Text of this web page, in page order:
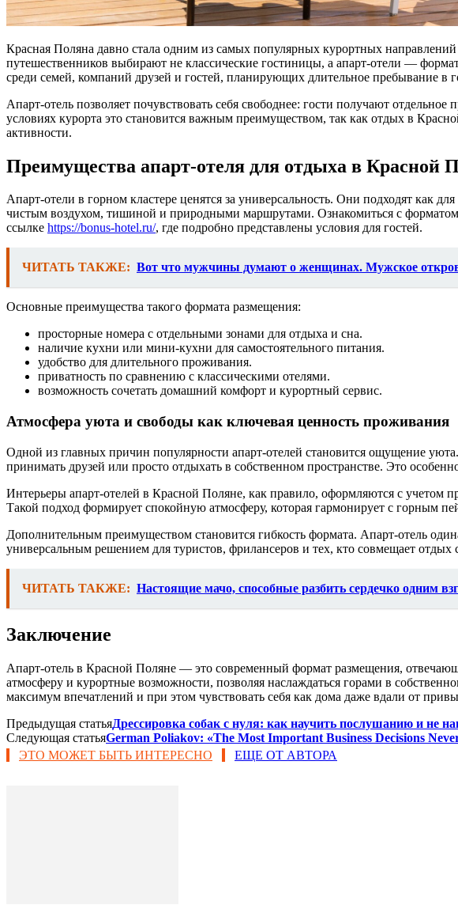
Красная Поляна давно стала одним из самых популярных курортных
путешественников выбирают не классические гостиницы, а апарт-отели —
среди семей, компаний друзей и гостей, планирующих длительное пребывание в
Апарт-отель позволяет почувствовать себя свободнее: гости получают
условиях курорта это становится важным преимуществом, так как отдых в
активности.
Преимущества апарт-отеля для отдыха в Красной
Апарт-отели в горном кластере ценятся за универсальность. Они подходят как
чистым воздухом, тишиной и природными маршрутами. Ознакомиться с
ссылке https://bonus-hotel.ru/, где подробно представлены условия для гостей.
ЧИТАТЬ ТАКЖЕ: Вот что мужчины думают о женщинах. Мужское
Основные преимущества такого формата размещения:
просторные номера с отдельными зонами для отдыха и сна.
наличие кухни или мини-кухни для самостоятельного питания.
удобство для длительного проживания.
приватность по сравнению с классическими отелями.
возможность сочетать домашний комфорт и курортный сервис.
Атмосфера уюта и свободы как ключевая ценность проживания
Одной из главных причин популярности апарт-отелей становится ощущение
принимать друзей или просто отдыхать в собственном пространстве. Это
Интерьеры апарт-отелей в Красной Поляне, как правило, оформляются с учетом
Такой подход формирует спокойную атмосферу, которая гармонирует с горным
Дополнительным преимуществом становится гибкость формата. Апарт-отель
универсальным решением для туристов, фрилансеров и тех, кто совмещает отдых
ЧИТАТЬ ТАКЖЕ: Настоящие мачо, способные разбить сердечко одним
Заключение
Апарт-отель в Красной Поляне — это современный формат размещения,
атмосферу и курортные возможности, позволяя наслаждаться горами в
максимум впечатлений и при этом чувствовать себя как дома даже вдали от
Предыдущая статьяДрессировка собак с нуля: как научить послушанию и не
Следующая статьяGerman Poliakov: «The Most Important Business Decisions
ЭТО МОЖЕТ БЫТЬ ИНТЕРЕСНО
ЕЩЕ ОТ АВТОРА